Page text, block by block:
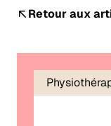
Retour aux